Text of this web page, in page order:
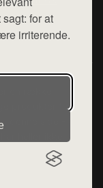
for at
irriterende.
og privatlivspolitik
en række
produkter fra
denne side - vi
heller ikke